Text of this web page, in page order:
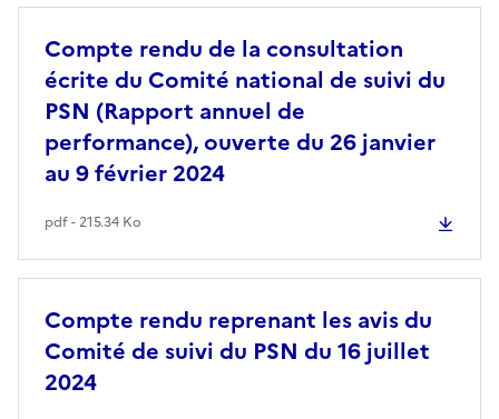
Compte rendu de la consultation
écrite du Comité national de suivi du
PSN (Rapport annuel de
performance), ouverte du 26 janvier
au 9 février 2024
pdf - 215.34 Ko
Compte rendu reprenant les avis du
Comité de suivi du PSN du 16 juillet
2024